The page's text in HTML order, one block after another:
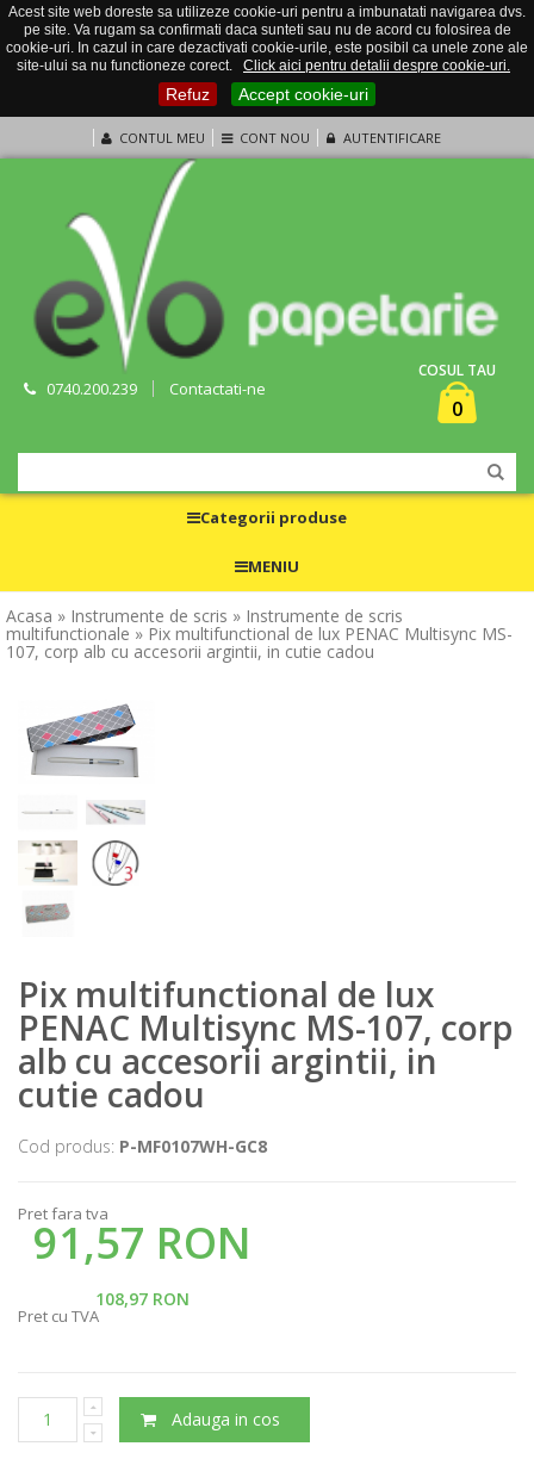
Acest site web doreste sa utilizeze cookie-uri pentru a imbunatati navigarea dvs.
pe site. Va rugam sa confirmati daca sunteti sau nu de acord cu folosirea de
cookie-uri. In cazul in care dezactivati cookie-urile, este posibil ca unele zone ale
site-ului sa nu functioneze corect.
Click aici pentru detalii despre cookie-uri.
Refuz Accept cookie-uri
CONTUL MEU CONT NOU AUTENTIFICARE
0740.200.239 Contactati-ne
COSUL TAU
0
Categorii produse
MENIU
Acasa » Instrumente de scris » Instrumente de scris
multifunctionale » Pix multifunctional de lux PENAC Multisync MS-
107, corp alb cu accesorii argintii, in cutie cadou
Pix multifunctional de lux
PENAC Multisync MS-107, corp
alb cu accesorii argintii, in
cutie cadou
Cod produs: P-MF0107WH-GC8
Pret fara tva
91,57 RON
108,97 RON
Pret cu TVA
Adauga in cos